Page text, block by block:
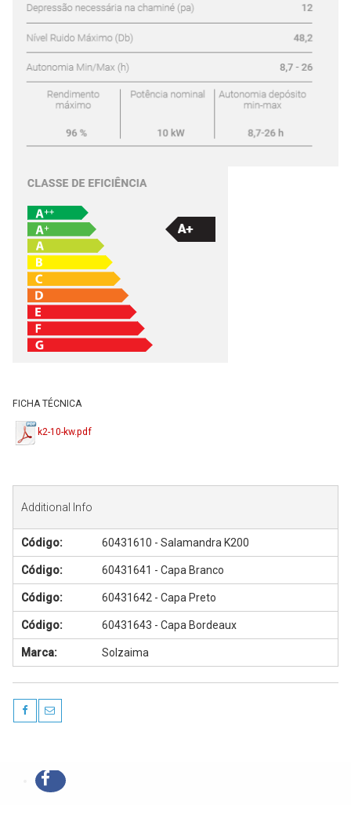
FICHA TÉCNICA
k2-10-kw.pdf
Additional Info
Código: 60431610 - Salamandra K200
Código: 60431641 - Capa Branco
Código: 60431642 - Capa Preto
Código: 60431643 - Capa Bordeaux
Marca: Solzaima